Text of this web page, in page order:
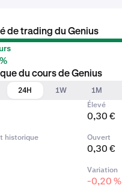
de trading du Genius
du cours de Genius
24H 1W 1M
Élevé
0,30 €
historique Ouvert
0,30 €
Variation
-0,20 %